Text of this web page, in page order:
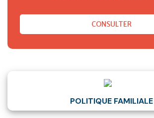
CONSULTER
POLITIQUE FAMILIALE